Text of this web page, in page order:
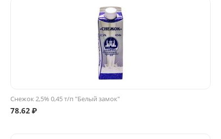
Снежок 2,5% 0,45 т/п "Белый замок"
78.62 ₽